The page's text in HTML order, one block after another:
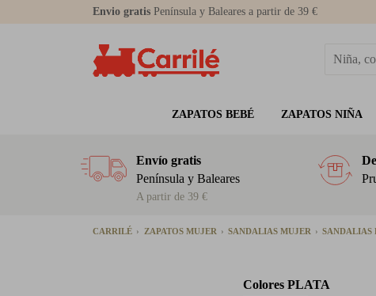
Envio gratis Península y Baleares a partir de 39 €
ZAPATOS BEBÉ ZAPATOS NIÑA
Envío gratis
Península y Baleares
A partir de 39 €
CARRILÉ ZAPATOS MUJER SANDALIAS MUJER SANDALIAS
Colores PLATA